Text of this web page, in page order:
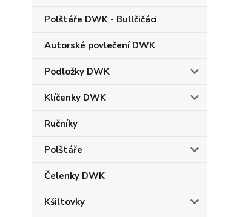
Polštáře DWK - Bullčičáci
Autorské povlečení DWK
Podložky DWK
Klíčenky DWK
Ručníky
Polštáře
Čelenky DWK
Kšiltovky